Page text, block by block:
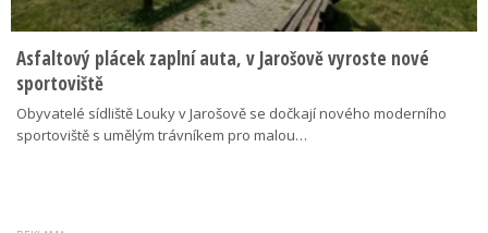
Asfaltový plácek zaplní auta, v Jarošově vyroste nové
sportoviště
Obyvatelé sídliště Louky v Jarošově se dočkají nového moderního
sportoviště s umělým trávníkem pro malou…